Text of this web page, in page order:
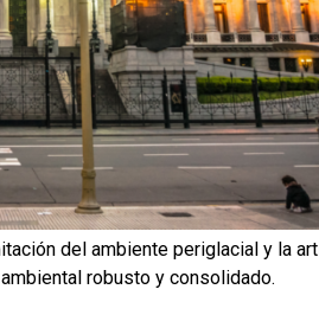
del ambiente periglacial y la
robusto y consolidado.